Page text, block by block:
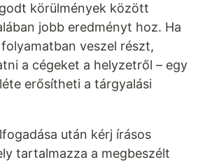
körülmények között
jobb eredményt hoz. Ha
veszel részt,
a cégeket a helyzetről – egy
erősítheti a tárgyalási
után kérj írásos
tartalmazza a megbeszélt